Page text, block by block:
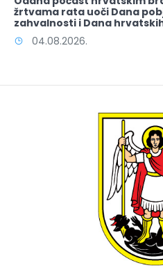
žrtvama rata uoči Dana
zahvalnosti i Dana
04.08.2026.